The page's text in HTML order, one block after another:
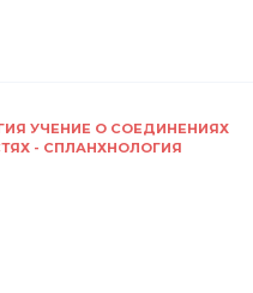
УЧЕНИЕ О СОЕДИНЕНИЯХ
- СПЛАНХНОЛОГИЯ